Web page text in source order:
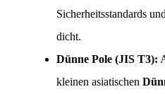
Sicherheitsstandards
dicht.
Dünne Pole (JIS T3):
kleinen asiatischen